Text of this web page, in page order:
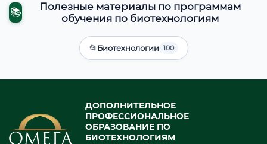
📚
Полезные материалы по программам
обучения по биотехнологиям
📂Биотехнологии 100
ДОПОЛНИТЕЛЬНОЕ
ПРОФЕССИОНАЛЬНОЕ
ОБРАЗОВАНИЕ ПО
БИОТЕХНОЛОГИЯМ